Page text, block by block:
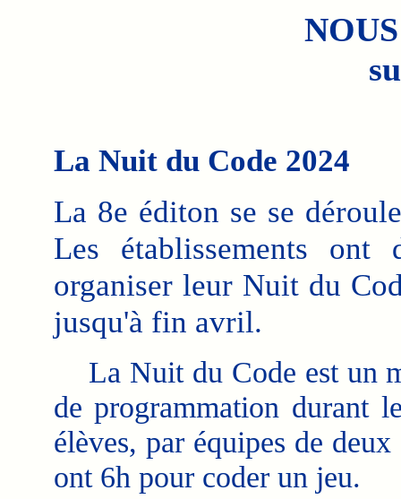
La Nuit du Code 2024
La 8e éditon se se
Les établissements
organiser leur Nuit du
jusqu'à fin avril.
La Nuit du Code est un
de programmation durant
élèves, par équipes de
ont 6h pour coder un jeu.